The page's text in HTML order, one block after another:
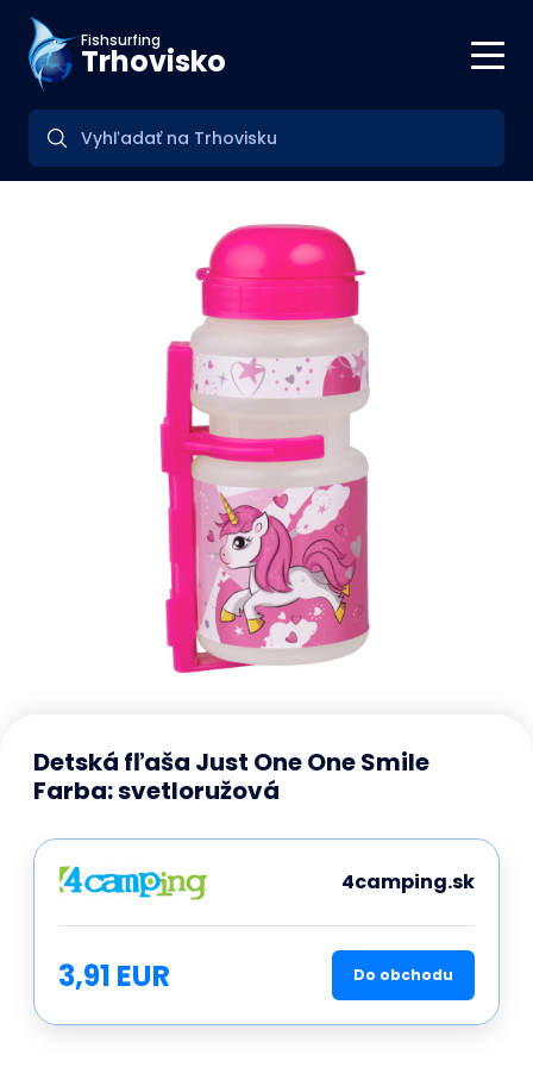
Fishsurfing
Trhovisko
Detská fľaša Just One One Smile
Farba: svetloružová
4camping.sk
3,91 EUR Do obchodu